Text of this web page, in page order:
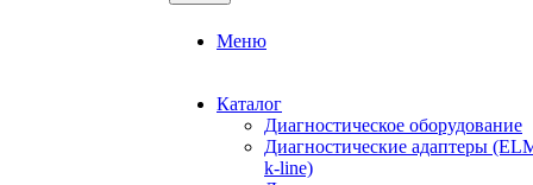
Меню
Каталог
Диагностическое оборудование
Диагностические адаптеры
k-line)